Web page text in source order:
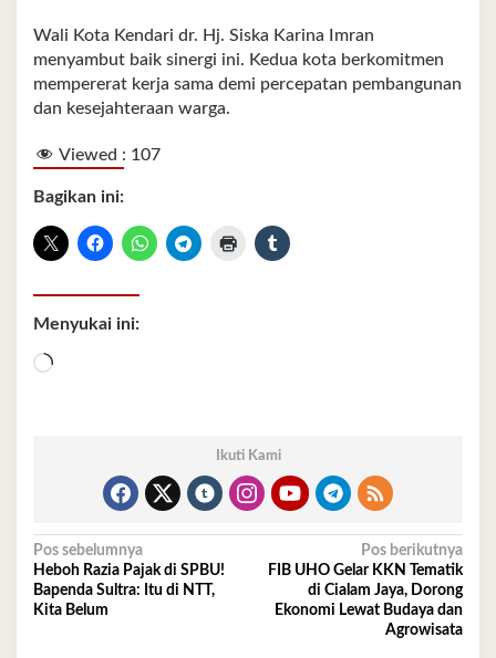
Wali Kota Kendari dr. Hj. Siska Karina Imran
menyambut baik sinergi ini. Kedua kota berkomitmen
mempererat kerja sama demi percepatan pembangunan
dan kesejahteraan warga.
Viewed : 107
Bagikan ini:
Menyukai ini:
Memuat...
Ikuti Kami
Navigasi
pos
Pos sebelumnya
Heboh Razia Pajak di SPBU!
Bapenda Sultra: Itu di NTT,
Kita Belum
Pos berikutnya
FIB UHO Gelar KKN Tematik
di Cialam Jaya, Dorong
Ekonomi Lewat Budaya dan
Agrowisata